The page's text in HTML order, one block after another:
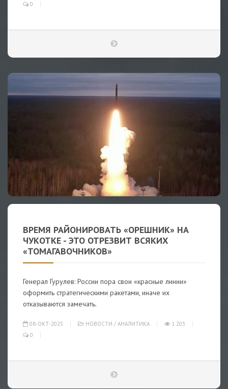
0
ВРЕМЯ РАЙОНИРОВАТЬ «ОРЕШНИК» НА
ЧУКОТКЕ - ЭТО ОТРЕЗВИТ ВСЯКИХ
«ТОМАГАВОЧНИКОВ»
Генерал Гурулев: России пора свои «красные линии»
оформить стратегическими ракетами, иначе их
отказываются замечать.
08-ОКТ-2025 НОВОСТИ / АНАЛИТИКА
1 203
0